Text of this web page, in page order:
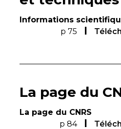
Informations
p 75
La page du
La page du CNRS
p 84